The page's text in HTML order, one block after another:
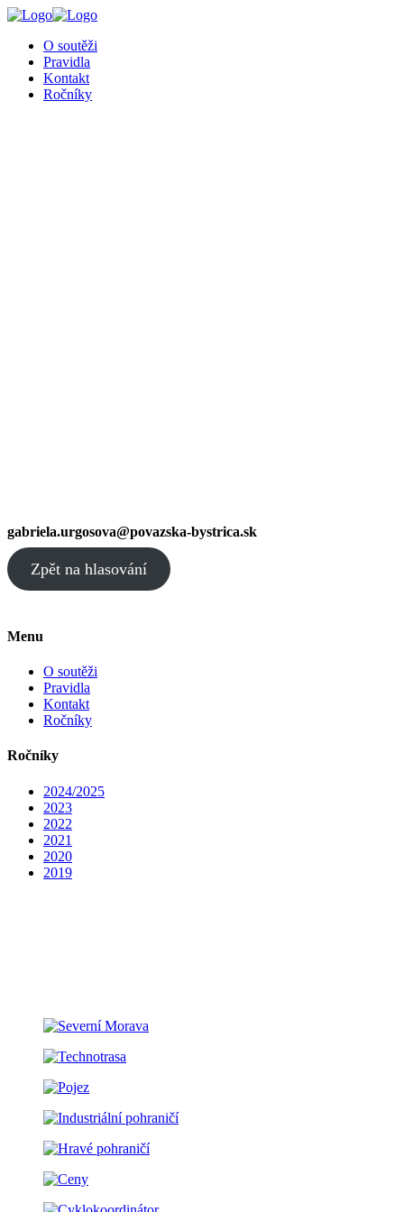
O soutěži
Pravidla
Kontakt
Ročníky
gabriela.urgosova@povazska-bystrica.sk
Zpět na hlasování
Menu
O soutěži
Pravidla
Kontakt
Ročníky
Ročníky
2024/2025
2023
2022
2021
2020
2019